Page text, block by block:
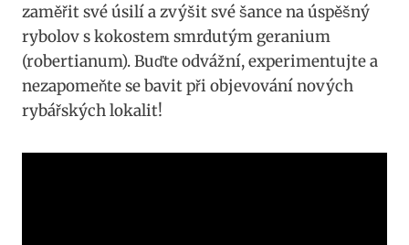
zaměřit ​své úsilí a zvýšit své šance⁣ na úspěšný
rybolov s ⁤kokostem ⁤smrdutým geranium
(robertianum). Buďte odvážní, experimentujte a
nezapomeňte se bavit při objevování nových
rybářských lokalit!